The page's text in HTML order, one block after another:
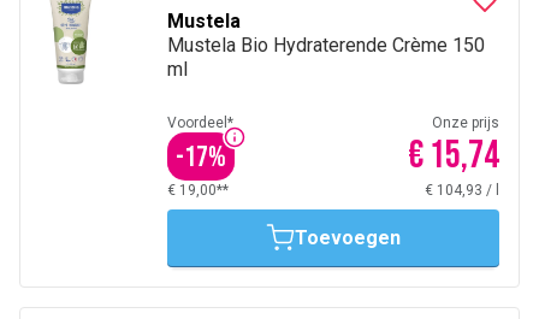
Mustela
Mustela Bio Hydraterende Crème 150
ml
Voordeel*
-17%
Onze prijs
€ 15,74
€ 19,00** € 104,93 /
Toevoegen